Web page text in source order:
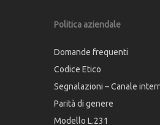
Politica aziendale
Domande frequenti
Codice Etico
Segnalazioni – Canale
Parità di genere
Modello L.231